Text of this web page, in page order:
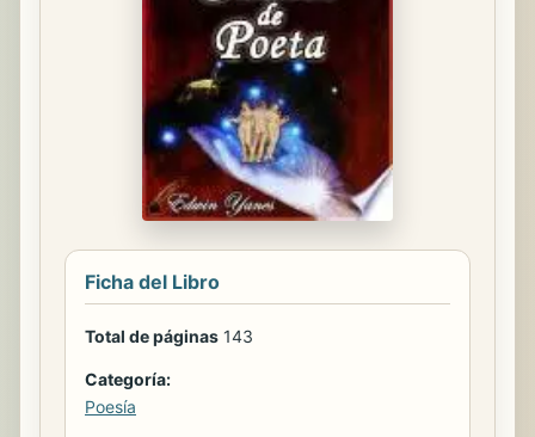
Ficha del Libro
Total de páginas 143
Categoría:
Poesía